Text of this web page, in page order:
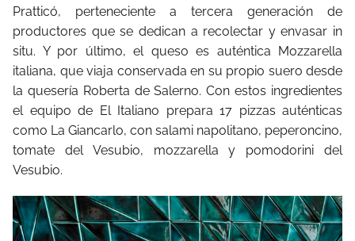
Pratticó, perteneciente a tercera generación de
productores que se dedican a recolectar y envasar in
situ. Y por último, el queso es auténtica Mozzarella
italiana, que viaja conservada en su propio suero desde
la quesería Roberta de Salerno. Con estos ingredientes
el equipo de El Italiano prepara 17 pizzas auténticas
como La Giancarlo, con salami napolitano, peperoncino,
tomate del Vesubio, mozzarella y pomodorini del
Vesubio.